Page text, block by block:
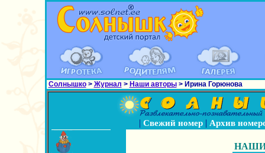
Солнышко> Журнал > Наши авторы> Ирина Горюнова
| Свежий номер| Архив